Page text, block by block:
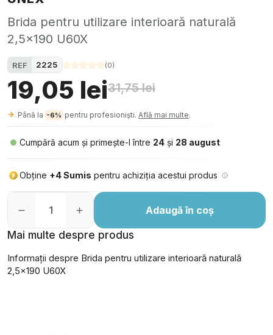
Brida pentru utilizare interioară naturală
2,5x190 U60X
REF 2225 (0)
19,05 lei31,75 lei
Până la -6% pentru profesioniști. Află mai multe.
Cumpără acum și primește-l între 24 și 28 august
Obține +4 Sumis pentru achiziția acestui produs
Adaugă în coș
Mai multe despre produs
Informații despre Brida pentru utilizare interioară naturală
2,5x190 U60X